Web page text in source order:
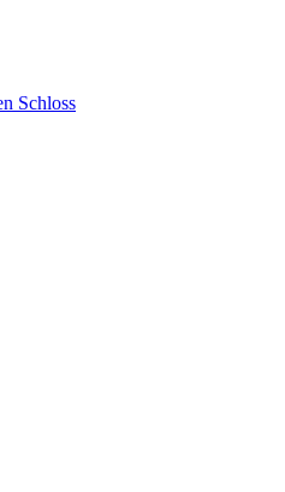
Schloss